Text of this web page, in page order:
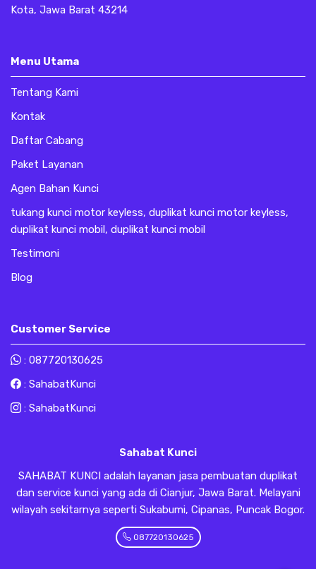
Kota, Jawa Barat 43214
Menu Utama
Tentang Kami
Kontak
Daftar Cabang
Paket Layanan
Agen Bahan Kunci
tukang kunci motor keyless, duplikat kunci motor keyless,
duplikat kunci mobil, duplikat kunci mobil
Testimoni
Blog
Customer Service
: 087720130625
: SahabatKunci
: SahabatKunci
Sahabat Kunci
SAHABAT KUNCI adalah layanan jasa pembuatan duplikat
dan service kunci yang ada di Cianjur, Jawa Barat. Melayani
wilayah sekitarnya seperti Sukabumi, Cipanas, Puncak Bogor.
087720130625